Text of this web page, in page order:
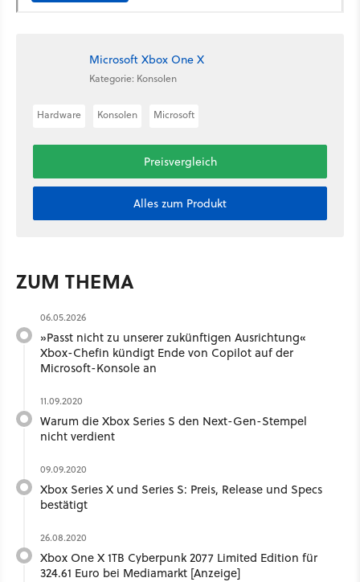
Microsoft Xbox One X
Kategorie: Konsolen
Hardware Konsolen Microsoft
Preisvergleich
Alles zum Produkt
ZUM THEMA
06.05.2026
»Passt nicht zu unserer zukünftigen Ausrichtung«
Xbox-Chefin kündigt Ende von Copilot auf der
Microsoft-Konsole an
11.09.2020
Warum die Xbox Series S den Next-Gen-Stempel
nicht verdient
09.09.2020
Xbox Series X und Series S: Preis, Release und Specs
bestätigt
26.08.2020
Xbox One X 1TB Cyberpunk 2077 Limited Edition für
324.61 Euro bei Mediamarkt [Anzeige]